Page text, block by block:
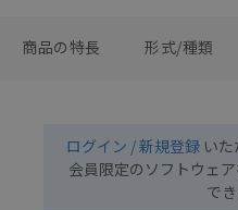
商品の特長 形式/種類
ログイン / 新規登録 い
会員限定のソフトウェ
でき